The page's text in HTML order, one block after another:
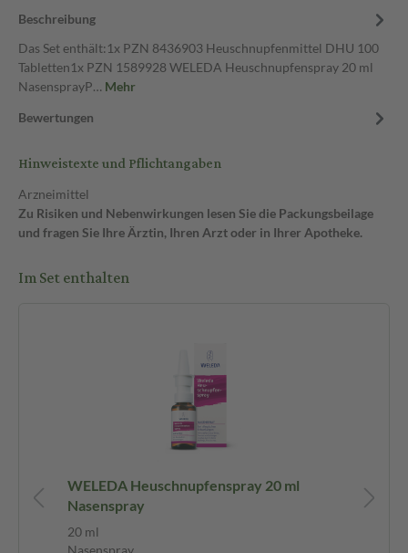
Beschreibung
Das Set enthält:1x PZN 8436903 Heuschnupfenmittel DHU 100
Tabletten1x PZN 1589928 WELEDA Heuschnupfenspray 20 ml
NasensprayP… Mehr
Bewertungen
Hinweistexte und Pflichtangaben
Arzneimittel
Zu Risiken und Nebenwirkungen lesen Sie die Packungsbeilage
und fragen Sie Ihre Ärztin, Ihren Arzt oder in Ihrer Apotheke.
Im Set enthalten
WELEDA Heuschnupfenspray 20 ml
Nasenspray
20 ml
Nasenspray